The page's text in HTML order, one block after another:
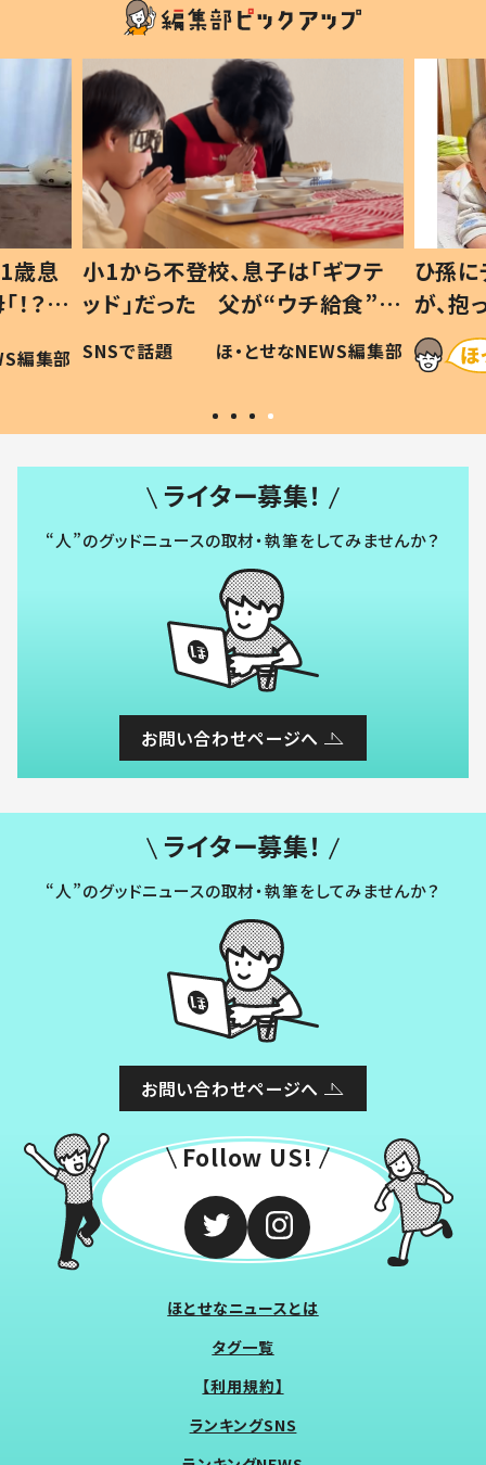
歳息
？」
編集部
小1から不登校、息子は「ギフテ
ッド」だった 父が“ウチ給食”を
作り続ける理由とは #令和の親
#令和の子
SNSで話題 ほ・とせなNEWS編集部
ひ孫
が、
「涙が
い」
ライター募集！
“人”のグッドニュースの取材・執筆をしてみませんか？
お問い合わせページへ
ライター募集！
“人”のグッドニュースの取材・執筆をしてみませんか？
お問い合わせページへ
Follow US!
ほとせなニュースとは
タグ一覧
【利用規約】
ランキングSNS